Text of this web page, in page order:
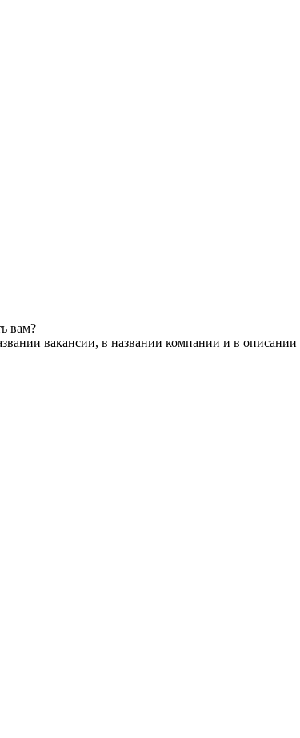
вам?
вакансии, в названии компании и в описании